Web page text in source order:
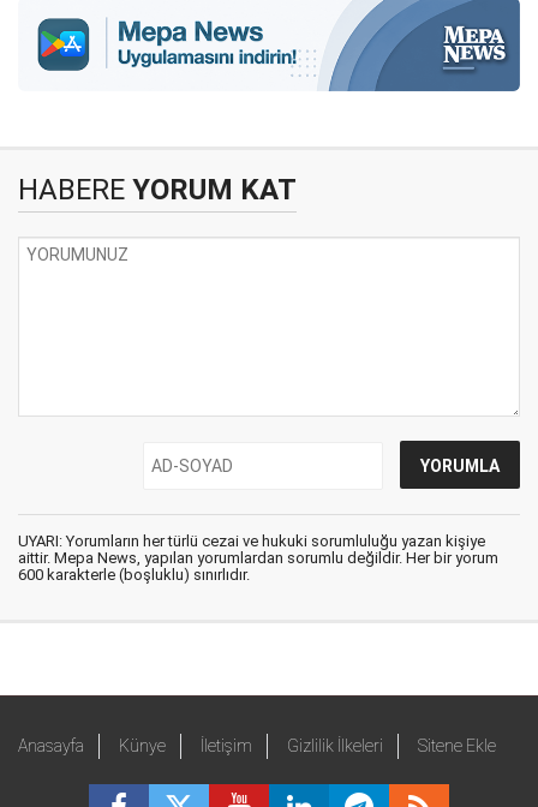
HABERE YORUM KAT
UYARI: Yorumların her türlü cezai ve hukuki sorumluluğu yazan kişiye
aittir. Mepa News, yapılan yorumlardan sorumlu değildir. Her bir yorum
600 karakterle (boşluklu) sınırlıdır.
Anasayfa Künye İletişim Gizlilik İlkeleri Sitene Ekle